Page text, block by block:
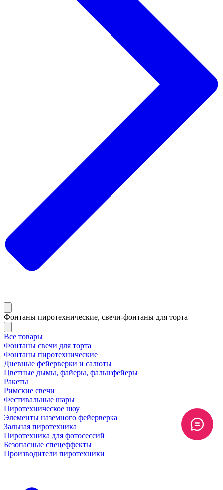
Фонтаны пиротехнические, свечи-фонтаны для торта
Все товары
Фонтаны свечи для торта
Фонтаны пиротехнические
Дневные фейерверки и салюты
Цветные дымы, файеры, фальшфейеры
Ракеты
Римские свечи
Фестивальные шары
Пиротехническое шоу
Элементы наземного фейерверка
Зальная пиротехника
Пиротехника для фотосессий
Безопасные спецеффекты
Производители пиротехники